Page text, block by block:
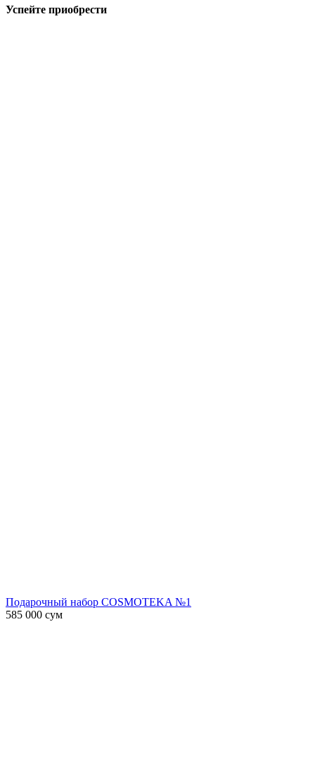
Успейте приобрести
Подарочный набор COSMOTEKA №1
585 000 сум